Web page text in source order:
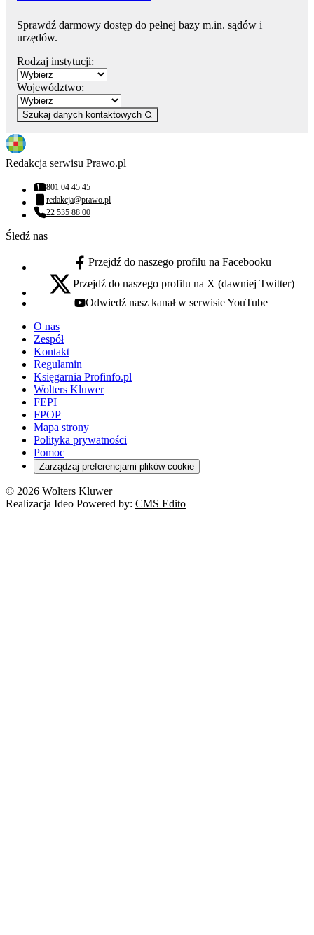
Sprawdź darmowy dostęp do pełnej bazy m.in. sądów i
urzędów.
Rodzaj instytucji:
Województwo:
Szukaj danych kontaktowych
Redakcja serwisu Prawo.pl
Numer telefonu:
801 04 45 45
Adres email:
redakcja@prawo.pl
Numer telefonu:
22 535 88 00
Śledź nas
facebook - otwiera się w nowej karcie
Przejdź do naszego profilu na Facebooku
x - otwiera się w nowej karcie
Przejdź do naszego profilu na X (dawniej Twitter)
youtube - otwiera się w nowej karcie
Odwiedź nasz kanał w serwisie YouTube
O nas
Zespół
Kontakt
Regulamin
Księgarnia Profinfo.pl
Wolters Kluwer
FEPI
FPOP
Mapa strony
Polityka prywatności
Pomoc
Zarządzaj preferencjami plików cookie
© 2026 Wolters Kluwer
Realizacja Ideo Powered by: CMS Edito